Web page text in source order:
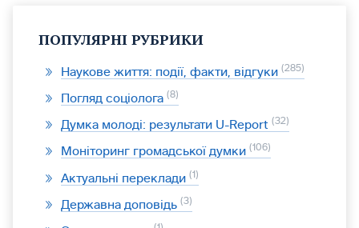
ПОПУЛЯРНІ РУБРИКИ
Наукове життя: події, факти, відгуки 285
Погляд соціолога 8
Думка молоді: результати U-Report 32
Моніторинг громадської думки 106
Актуальні переклади 1
Державна доповідь 3